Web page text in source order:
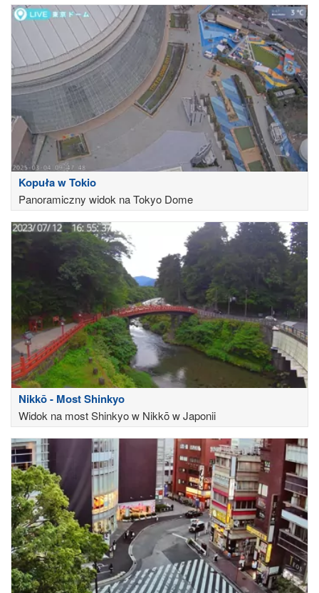
Kopuła w Tokio
Panoramiczny widok na Tokyo Dome
Nikkō - Most Shinkyo
Widok na most Shinkyo w Nikkō w Japonii